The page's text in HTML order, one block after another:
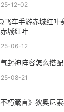
12-02
飞车手游赤城红叶
城红叶
06-12
封神阵容怎么搭
08-21
不朽箴言》狄奥尼